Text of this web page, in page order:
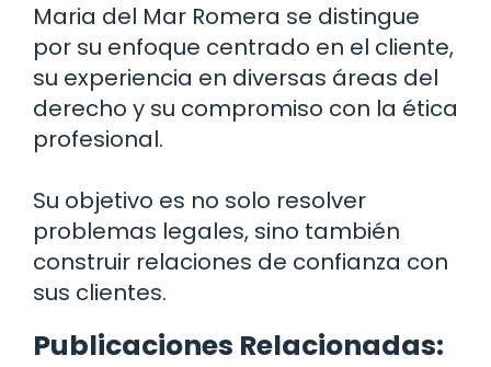
Maria del Mar Romera se distingue
por su enfoque centrado en el cliente,
su experiencia en diversas áreas del
derecho y su compromiso con la ética
profesional.
Su objetivo es no solo resolver
problemas legales, sino también
construir relaciones de confianza con
sus clientes.
Publicaciones Relacionadas: